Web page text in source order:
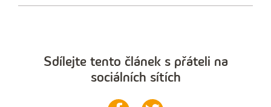
Sdílejte tento článek s přáteli na
sociálních sítích